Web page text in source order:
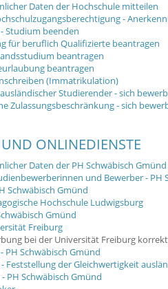
Daten der Hochschule mitteilen
-
Studium beenden
für beruflich Qualifizierte beantragen
beantragen
beantragen
(Immatrikulation)
Studierender - sich
Zulassungsbeschränkung - sich
ONLINEDIENSTE
Daten der PH Schwäbisch
und Bewerber - PH
Schwäbisch Gmünd
Hochschule Ludwigsburg
Gmünd
Freiburg
bei der Universität Freiburg
PH Schwäbisch Gmünd
Feststellung der Gleichwertigkeit
PH Schwäbisch Gmünd